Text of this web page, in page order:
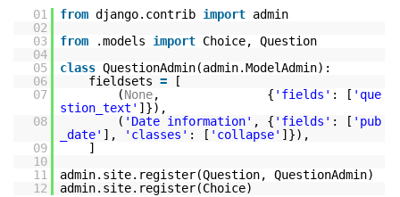
01 from django.contrib import admin
02
03
from .models import Choice, Question
04
05
class QuestionAdmin(admin.ModelAdmin):
06
fieldsets =
[
07
(None, { 'fields' : [ 'que
stion_text' ]}),
08
( 'Date information' , { 'fields' : [ 'pub
_date' ], 'classes' : [ 'collapse' ]}),
09
]
10
11
admin.site.register(Question, QuestionAdmin)
12
admin.site.register(Choice)